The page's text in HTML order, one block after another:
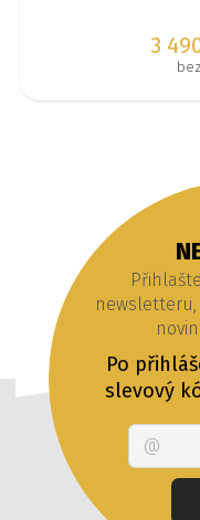
mnohem3
Po
slevový